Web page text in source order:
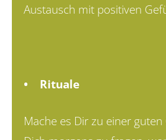
Austausch mit positiven
• Rituale
Mache es Dir zu einer